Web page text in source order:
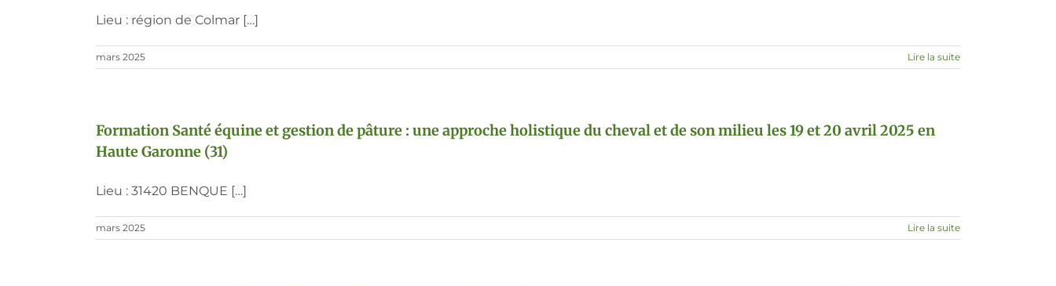
Lieu : région de Colmar […]
mars 2025 Lire la suite
Formation Santé équine et gestion de pâture : une approche holistique du cheval et de son milieu les 19 et 20 avril 2025 en
Haute Garonne (31)
Lieu : 31420 BENQUE […]
mars 2025 Lire la suite